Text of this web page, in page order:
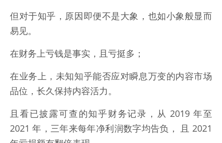
但对于知乎，原因即便不是大象，也如小象般显而
易见。
在财务上亏钱是事实，且亏挺多；
在业务上，未知知乎能否应对瞬息万变的内容市场
品位，长久保持内容活力。
且看已披露可查的知乎财务记录，从 2019 年至
2021 年，三年来每年净利润数字均告负， 且 2021